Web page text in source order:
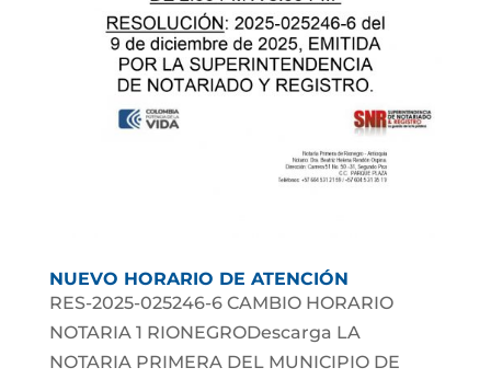
NUEVO HORARIO DE ATENCIÓN
RES-2025-025246-6 CAMBIO HORARIO
NOTARIA 1 RIONEGRODescarga LA
NOTARIA PRIMERA DEL MUNICIPIO DE